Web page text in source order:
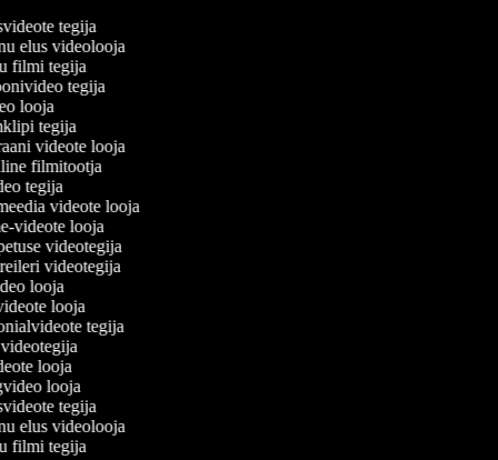
tegija
elus videolooja
filmi tegija
tegija
looja
tegija
videote looja
filmitootja
tegija
videote looja
videote looja
videotegija
videotegija
looja
looja
tegija
looja
looja
tegija
elus videolooja
filmi tegija